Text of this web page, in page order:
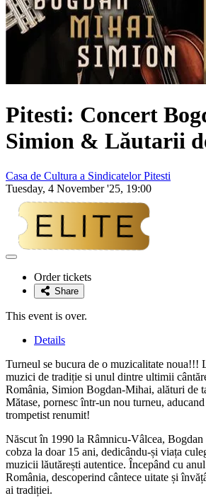
Pitesti: Concert
Simion & Lăutarii
Casa de Cultura a Sindicatelor Pitesti
Tuesday, 4 November '25, 19:00
Adaugă
favoriteOrder tickets
Share
This event is over.
Details
Turneul se bucura de o muzicalitate noua!!!
muzici de tradiție si unul dintre ultimii
România, Simion Bogdan-Mihai, alături de
Mătase, pornesc într-un nou turneu,
trompetist renumit!
Născut în 1990 la Râmnicu-Vâlcea, Bogdan
cobza la doar 15 ani, dedicându-și viața
muzicii lăutărești autentice. Începând cu
România, descoperind cântece uitate și
ai tradiției.